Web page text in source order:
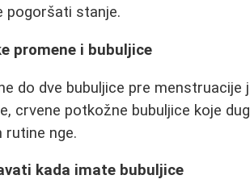
pogoršati stanje.
promene i bubuljice
do dve bubuljice pre
crvene potkožne bubuljice koje
rutine nge.
kada imate bubuljice